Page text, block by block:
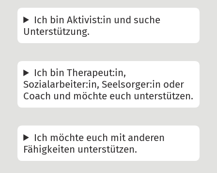
Newsblog
Pressemitteilungen
Gerichtstermine
Unterstützen
§129 Unterstützung gegen
Spenden
Fördermitglied werden
Ich bin Aktivist:in und suche
Unterstützung.
Ich bin Therapeut:in,
Sozialarbeiter:in, Seelsorger:in oder
Coach und möchte euch unterstützen.
Ich möchte euch mit anderen
Fähigkeiten unterstützen.